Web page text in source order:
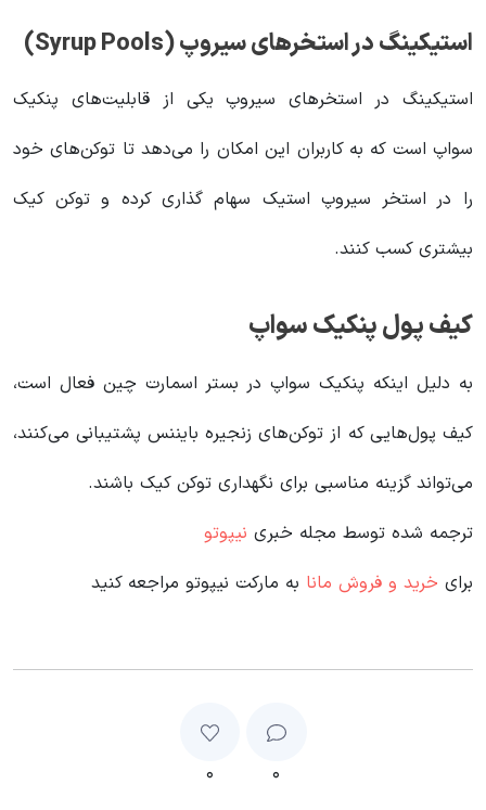
استیکینگ در استخرهای سیروپ (Syrup Pools)
استیکینگ در استخرهای سیروپ یکی از قابلیت‌های پنکیک
سواپ است که به کاربران این امکان را می‌دهد تا توکن‌های خود
را در استخر سیروپ استیک سهام گذاری کرده و توکن کیک
بیشتری کسب کنند.
کیف پول پنکیک سواپ
به دلیل اینکه پنکیک سواپ در بستر اسمارت چین فعال است،
کیف پول‌هایی که از توکن‌های زنجیره بایننس پشتیبانی می‌کنند،
می‌تواند گزینه مناسبی برای نگهداری توکن کیک باشند.
ترجمه شده توسط مجله خبری نیپوتو
برای خرید و فروش مانا به مارکت نیپوتو مراجعه کنید
۰ ۰